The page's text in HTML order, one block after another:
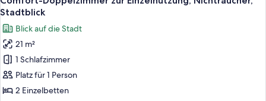
auf
Innenhof
Fotos
für
Comfort-
Doppelzimmer
zur
Einzelnutzung,
Nichtraucher,
Stadtblick
Blick auf die Stadt
21 m²
1 Schlafzimmer
Platz für 1 Person
2 Einzelbetten